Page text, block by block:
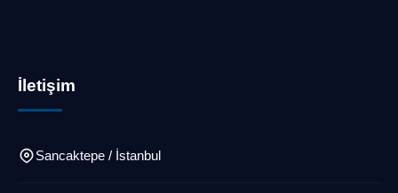
İletişim
Sancaktepe / İstanbul